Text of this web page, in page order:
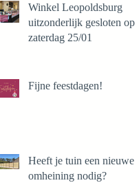
Winkel Leopoldsburg
uitzonderlijk gesloten op
zaterdag 25/01
Fijne feestdagen!
Heeft je tuin een nieuwe
omheining nodig?